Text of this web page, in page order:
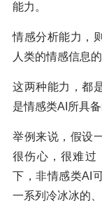
能力。
情感分析能力，
人类的情感信息
这两种能力，都
是情感类AI所具备
举例来说，假设
很伤心，很难过
下，非情感类AI
一系列冷冰冰的